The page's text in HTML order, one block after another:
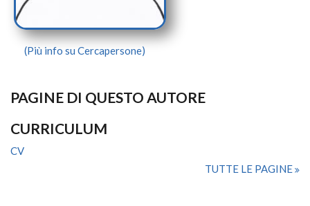
(Più info su Cercapersone)
PAGINE DI QUESTO AUTORE
CURRICULUM
CV
TUTTE LE PAGINE